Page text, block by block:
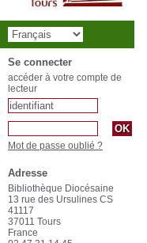
Se connecter
accéder à votre compte de
lecteur
Mot de passe oublié ?
Adresse
Bibliothèque Diocésaine
13 rue des Ursulines CS
41117
37011 Tours
France